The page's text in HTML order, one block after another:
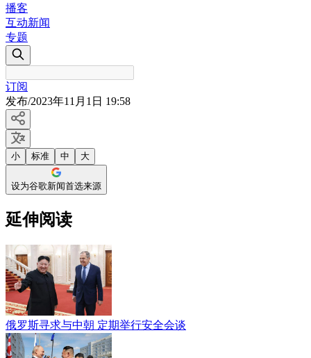
播客
互动新闻
专题
订阅
发布/2023年11月1日 19:58
小 标准 中 大
设为谷歌新闻首选来源
延伸阅读
俄罗斯寻求与中朝 定期举行安全会谈